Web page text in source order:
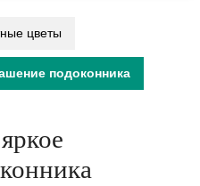
цветы
подоконника